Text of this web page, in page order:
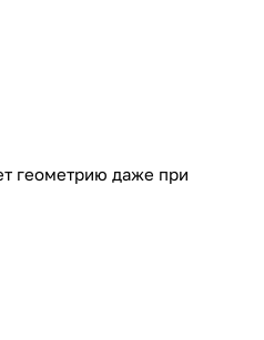
геометрию даже при